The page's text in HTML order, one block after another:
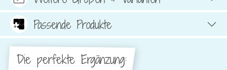
Passende Produkte
Die perfekte Ergänzung: